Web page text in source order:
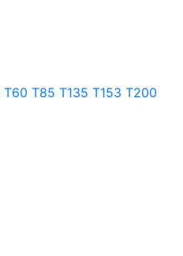
T60 T85 T135 T153 T200